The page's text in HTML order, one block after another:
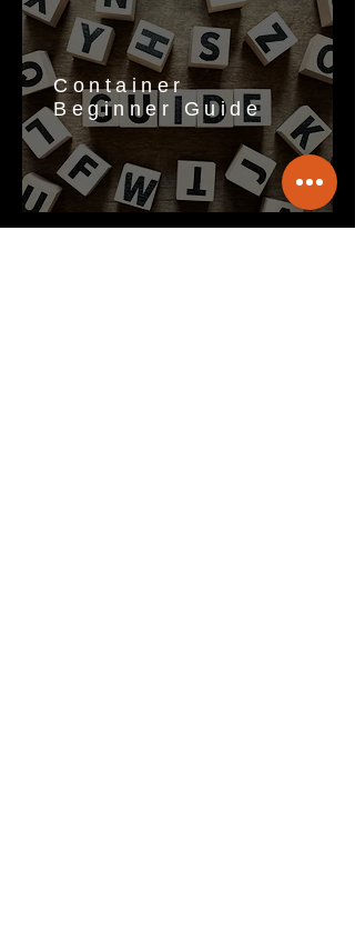
Container
Beginner Guide